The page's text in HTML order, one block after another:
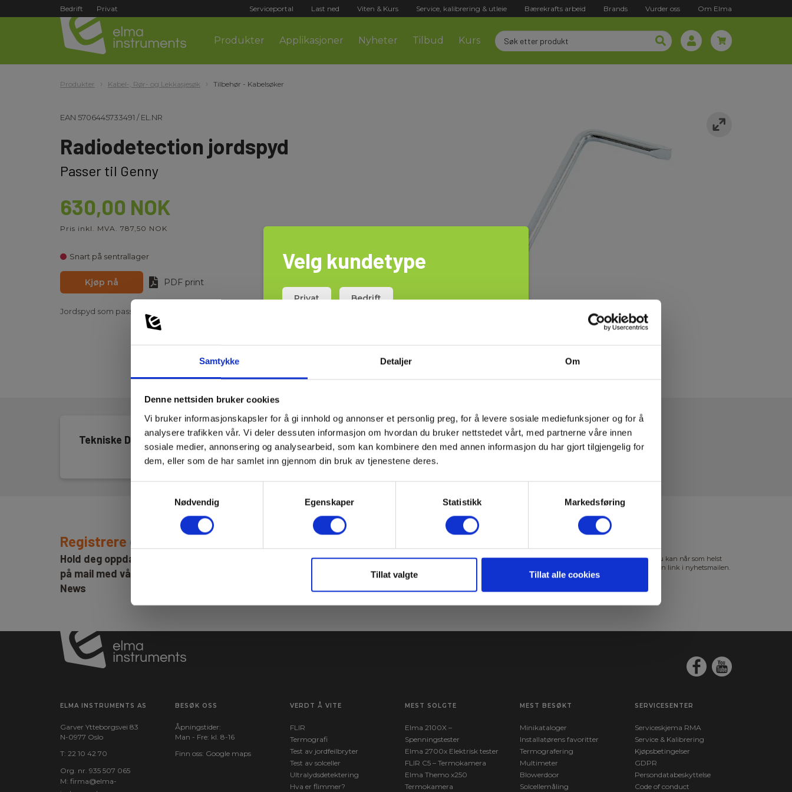
Samtykke Detaljer Om
Denne nettsiden bruker cookies
Vi bruker informasjonskapsler for å gi innhold og annonser et personlig preg, for å levere sosiale mediefunksjoner og for å
analysere trafikken vår. Vi deler dessuten informasjon om hvordan du bruker nettstedet vårt, med partnerne våre innen
sosiale medier, annonsering og analysearbeid, som kan kombinere den med annen informasjon du har gjort tilgjengelig for
dem, eller som de har samlet inn gjennom din bruk av tjenestene deres.
Nødvendig
Egenskaper Statistikk Markedsføring
Tillat valgte Tillat alle cookies
Bedrift Privat Serviceportal Last ned Viten & Kurs Service, kalibrering & utleie Bærekrafts arbeid Brands Vurder oss Om Elma
Produkter Applikasjoner Nyheter Tilbud Kurs
Produkter Kabel-, Rør- og Lekkasjesøk Tilbehør - Kabelsøker
EAN 5706445733491 /EL.NR
Radiodetection jordspyd
Passer til Genny
630,00 NOK
Pris inkl. MVA. 787,50 NOK
Snart på sentrallager
Kjøp nå PDF print
Jordspyd som passer i oppbevaringsrommet montert under Genny-senderen.
Tekniske Data
Registrere deg for nyhetsbrev!
Hold deg oppdatert og få de gode tilbudene
på mail med våre ukentlige nyhetsbrev E-
News
Les mer i vårGDPR Personvernbeskyttelse
. Du kan når som helst
avslutte abonnementet på nyhetsbrevet via en link i nyhetsmailen.
ELMA INSTRUMENTS AS
Garver Ytteborgsvei 83
N-0977 Oslo
T: 22 10 42 70
Org. nr. 935 507 065
M: firma@elma-
BESØK OSS
Åpningstider:
Man - Fre: kl. 8-16
Finn oss: Google maps
VERDT Å VITE
FLIR
Termografi
Test av jordfeilbryter
Test av solceller
Ultralydsdetektering
Hva er flimmer?
MEST SOLGTE
Elma 2100X –
Spenningstester
Elma 2700x Elektrisk tester
FLIR C5 – Termokamera
Elma Themo x250
Termokamera
MEST BESØKT
Minikataloger
Installatørens favoritter
Termografering
Multimeter
Blowerdoor
Solcellemåling
SERVICESENTER
Serviceskjema RMA
Service & Kalibrering
Kjøpsbetingelser
GDPR
Persondatabeskyttelse
Code of conduct
Velg kundetype
Privat Bedrift